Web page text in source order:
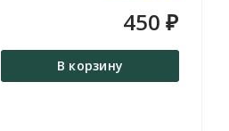
450 ₽
В корзину